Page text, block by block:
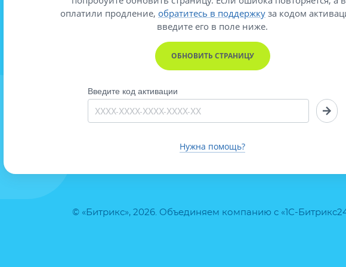
© «Битрикс», 2026. Объединяем компанию с «1С-
оплатили продление, обратитесь в поддержку за кодом
введите его в поле ниже.
ОБНОВИТЬ СТРАНИЦУ
Введите код активации
Нужна помощь?